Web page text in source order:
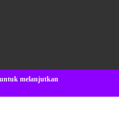
melanjutkan